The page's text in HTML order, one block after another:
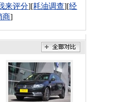
来评分][耗油调查][经
商]